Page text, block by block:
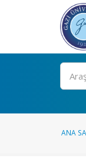
Ara
ANA